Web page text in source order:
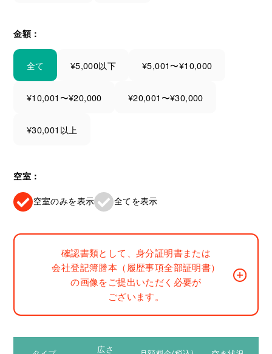
金額：
全て ¥5,000以下 ¥5,001〜¥10,000
¥10,001〜¥20,000 ¥20,001〜¥30,000
¥30,001以上
空室：
空室のみを表示 全てを表示
確認書類として、身分証明書または
会社登記簿謄本（履歴事項全部証明書）
の画像をご提出いただく必要が
ございます。
広さ